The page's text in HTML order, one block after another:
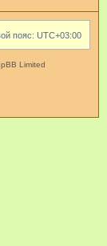
пояс: UTC+03:00
Limited